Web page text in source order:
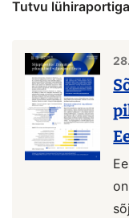
Tutvu lühiraportiga